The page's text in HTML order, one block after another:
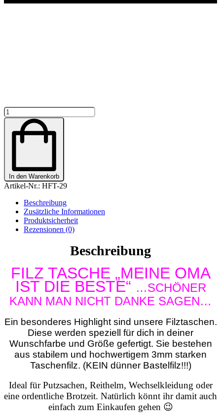
FILZ
TASCHE
"MEINE
OMA
Menge
In den Warenkorb
Artikel-Nr.: HFT-29
Beschreibung
Zusätzliche Informationen
Produktsicherheit
Rezensionen (0)
Beschreibung
FILZ TASCHE „MEINE OMA
IST DIE BESTE“ …SCHÖNER
KANN MAN NICHT DANKE SAGEN…
Ein besonderes Highlight sind unsere Filztaschen.
Diese werden speziell für dich in deiner
Wunschfarbe und Größe gefertigt. Sie bestehen
aus stabilem und hochwertigem 3mm starken
Taschenfilz. (KEIN dünner Bastelfilz!!!)
Ideal für Putzsachen, Reithelm, Wechselkleidung oder
eine ordentliche Brotzeit. Natürlich könnt ihr damit auch
einfach zum Einkaufen gehen 😉